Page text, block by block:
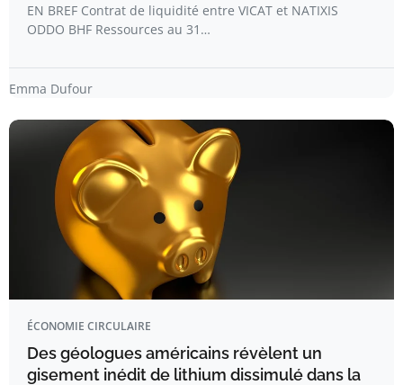
EN BREF Contrat de liquidité entre VICAT et NATIXIS
ODDO BHF Ressources au 31…
Emma Dufour
ÉCONOMIE CIRCULAIRE
Des géologues américains révèlent un
gisement inédit de lithium dissimulé dans la